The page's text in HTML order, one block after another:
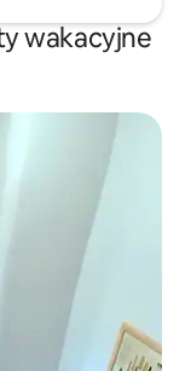
wakacyjne